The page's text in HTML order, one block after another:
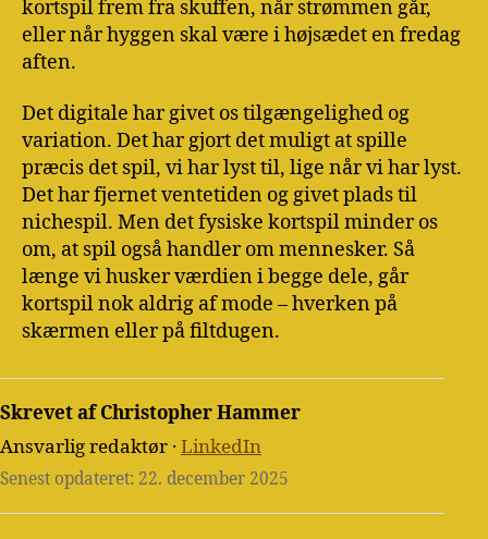
kortspil frem fra skuffen, når strømmen går,
eller når hyggen skal være i højsædet en fredag
aften.
Det digitale har givet os tilgængelighed og
variation. Det har gjort det muligt at spille
præcis det spil, vi har lyst til, lige når vi har lyst.
Det har fjernet ventetiden og givet plads til
nichespil. Men det fysiske kortspil minder os
om, at spil også handler om mennesker. Så
længe vi husker værdien i begge dele, går
kortspil nok aldrig af mode – hverken på
skærmen eller på filtdugen.
Skrevet af Christopher Hammer
Ansvarlig redaktør ·LinkedIn
Senest opdateret: 22. december 2025